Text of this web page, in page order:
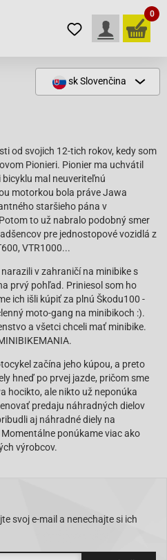
0
skSlovenčina
od svojich 12-tich rokov, kedy som
Pionieri. Pionier ma uchvátil
mal neuveriteľnú
motorkou bola práve Jawa
staršieho pána v
to už nabralo podobný smer
pre jednostopové vozidlá z
VTR1000...
v zahraničí na minibike s
prvý pohľad. Priniesol som ho
ich išli kúpiť za plnú Škodu100 -
moto-gang na minibikoch :).
a všetci chceli mať minibike.
začína jeho kúpou, a preto
hneď po prvej jazde, pričom sme
hocikto, ale nikto už neponúka
predaju náhradných dielov
aj náhradné diely na
ponúkame viac ako
výrobcov.
svoj e-mail a nenechajte si ich